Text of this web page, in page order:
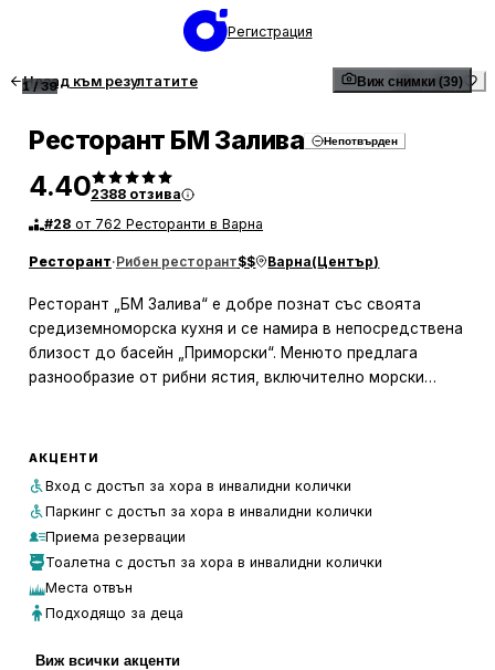
Регистрация
Назад към резултатите
1/39 Виж снимки (39)
Ресторант БМ Залива Непотвърден
4.402388 отзива
#28 от 762 Ресторанти в Варна
Ресторант·Рибен ресторант$$ Варна(Център)
Ресторант „БМ Залива“ е добре познат със своята
средиземноморска кухня и се намира в непосредствена
близост до басейн „Приморски“. Менюто предлага
разнообразие от рибни ястия, включително морски
атмосфера и високото ниво на обслужване. Един от тях
дарове с великолепна гледка към морето.“
АКЦЕНТИ
Вход с достъп за хора в инвалидни колички
Паркинг с достъп за хора в инвалидни колички
Приема резервации
Тоалетна с достъп за хора в инвалидни колички
Места отвън
Подходящо за деца
Виж всички акценти